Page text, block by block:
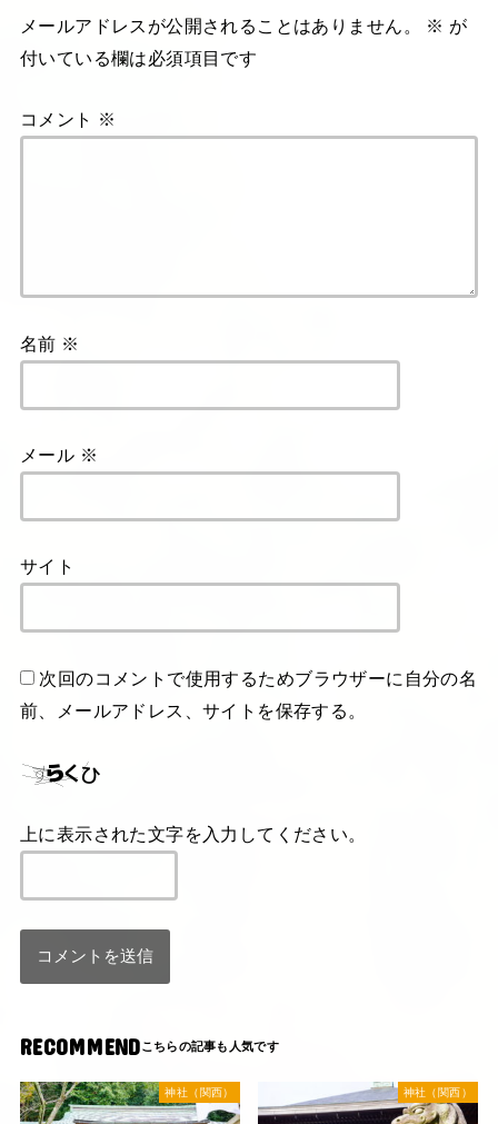
メールアドレスが公開されることはありません。 ※ が
付いている欄は必須項目です
コメント ※
名前 ※
メール ※
サイト
次回のコメントで使用するためブラウザーに自分の名
前、メールアドレス、サイトを保存する。
上に表示された文字を入力してください。
RECOMMEND
神社（関西） 神社（関西）